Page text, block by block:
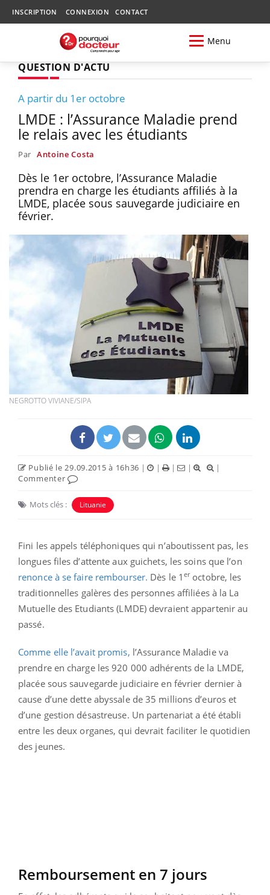
INSCRIPTION CONNEXION CONTACT
Menu
QUESTION D'ACTU
A partir du 1er octobre
LMDE : l’Assurance Maladie prend
le relais avec les étudiants
Par Antoine Costa
Dès le 1er octobre, l’Assurance Maladie
prendra en charge les étudiants affiliés à la
LMDE, placée sous sauvegarde judiciaire en
février.
NEGROTTO VIVIANE/SIPA
Publié le 29.09.2015 à 16h36 | | | |
|
Commenter
Mots clés : Lituanie
Fini les appels téléphoniques qui n’aboutissent pas, les
longues files d’attente aux guichets, les soins que l’on
renonce à se faire rembourser. Dès le 1 eroctobre, les
traditionnelles galères des personnes affiliées à la La
Mutuelle des Etudiants (LMDE) devraient appartenir au
passé.
Comme elle l’avait promis, l’Assurance Maladie va
prendre en charge les 920 000 adhérents de la LMDE,
placée sous sauvegarde judiciaire en février dernier à
cause d’une dette abyssale de 35 millions d’euros et
d’une gestion désastreuse. Un partenariat a été établi
entre les deux organes, qui devrait faciliter le quotidien
des jeunes.
Remboursement en 7 jours